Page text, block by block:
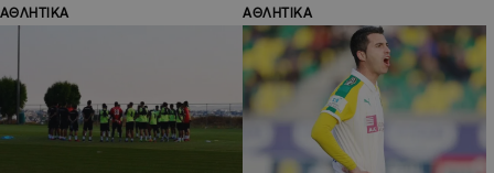
ΑΘΛΗΤΙΚΑ ΑΘΛΗΤΙΚΑ